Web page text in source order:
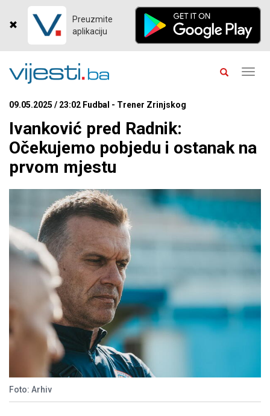
Preuzmite
aplikaciju
09.05.2025 / 23:02 Fudbal - Trener Zrinjskog
Ivanković pred Radnik:
Očekujemo pobjedu i ostanak na
prvom mjestu
Foto: Arhiv